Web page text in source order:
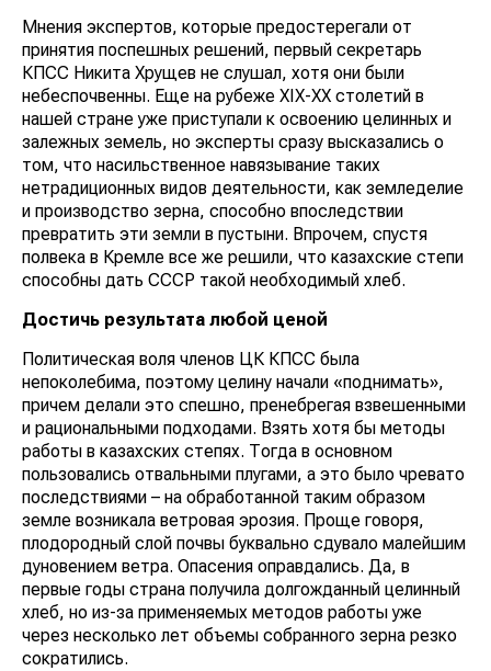
Мнения экспертов, которые предостерегали от
принятия поспешных решений, первый секретарь
КПСС Никита Хрущев не слушал, хотя они были
небеспочвенны. Еще на рубеже XIX-XX столетий в
нашей стране уже приступали к освоению целинных и
залежных земель, но эксперты сразу высказались о
том, что насильственное навязывание таких
нетрадиционных видов деятельности, как земледелие
и производство зерна, способно впоследствии
превратить эти земли в пустыни. Впрочем, спустя
полвека в Кремле все же решили, что казахские степи
способны дать СССР такой необходимый хлеб.
Достичь результата любой ценой
Политическая воля членов ЦК КПСС была
непоколебима, поэтому целину начали «поднимать»,
причем делали это спешно, пренебрегая взвешенными
и рациональными подходами. Взять хотя бы методы
работы в казахских степях. Тогда в основном
пользовались отвальными плугами, а это было чревато
последствиями – на обработанной таким образом
земле возникала ветровая эрозия. Проще говоря,
плодородный слой почвы буквально сдувало малейшим
дуновением ветра. Опасения оправдались. Да, в
первые годы страна получила долгожданный целинный
хлеб, но из-за применяемых методов работы уже
через несколько лет объемы собранного зерна резко
сократились.